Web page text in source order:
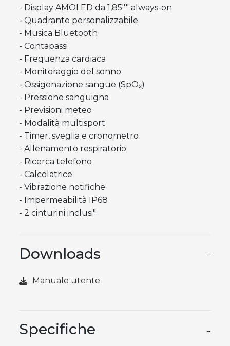
- Display AMOLED da 1,85"" always-on
- Quadrante personalizzabile
- Musica Bluetooth
- Contapassi
- Frequenza cardiaca
- Monitoraggio del sonno
- Ossigenazione sangue (SpO₂)
- Pressione sanguigna
- Previsioni meteo
- Modalità multisport
- Timer, sveglia e cronometro
- Allenamento respiratorio
- Ricerca telefono
- Calcolatrice
- Vibrazione notifiche
- Impermeabilità IP68
- 2 cinturini inclusi"
Downloads −
Manuale utente
Specifiche −